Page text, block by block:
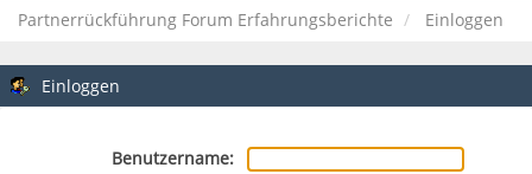
Partnerrückführung Forum Erfahrungsberichte Einloggen
Einloggen
Benutzername: